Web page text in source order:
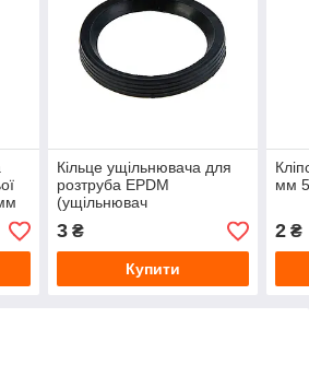
Кільце ущільнювача для
розтруба EPDM
(ущільнювач
каналізаційний) Ø50 мм
3₴
Купити
мм
2 ₴